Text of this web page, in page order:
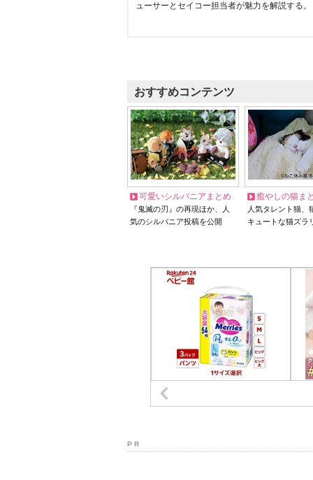
ューサーとセイコー担当者が魅力を解説する。
おすすめコンテンツ
可愛いシルバニアまとめ
『鬼滅の刃』の再現ほか、人
気のシルバニア投稿を公開
癒やしの猫ま
人気タレント猫
キュートな猫ズラ
P R